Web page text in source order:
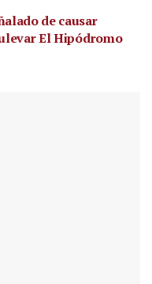
de causar
El Hipódromo